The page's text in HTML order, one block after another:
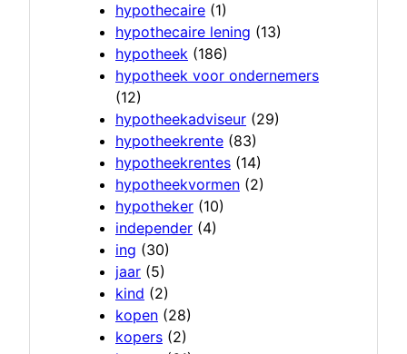
hypothecaire (1)
hypothecaire lening (13)
hypotheek (186)
hypotheek voor ondernemers
(12)
hypotheekadviseur (29)
hypotheekrente (83)
hypotheekrentes (14)
hypotheekvormen (2)
hypotheker (10)
independer (4)
ing (30)
jaar (5)
kind (2)
kopen (28)
kopers (2)